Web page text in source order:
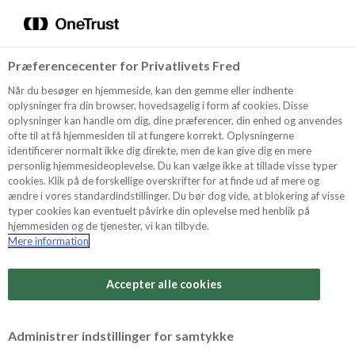
Menu
Oppskrifter
Om ODENSE
Tips & Triks
Vælg sprog
Utrulling av marsipan
700 gram melis og litt honning. Det passer til en stor
Præferencecenter for Privatlivets Fred
Når du besøger en hjemmeside, kan den gemme eller indhente
oplysninger fra din browser, hovedsagelig i form af cookies. Disse
oplysninger kan handle om dig, dine præferencer, din enhed og anvendes
ofte til at få hjemmesiden til at fungere korrekt. Oplysningerne
identificerer normalt ikke dig direkte, men de kan give dig en mere
personlig hjemmesideoplevelse. Du kan vælge ikke at tillade visse typer
cookies. Klik på de forskellige overskrifter for at finde ud af mere og
ændre i vores standardindstillinger. Du bør dog vide, at blokering af visse
typer cookies kan eventuelt påvirke din oplevelse med henblik på
hjemmesiden og de tjenester, vi kan tilbyde.
Mere information
Accepter alle cookies
Administrer indstillinger for samtykke